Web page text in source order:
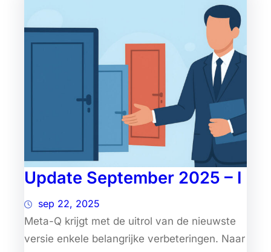
Update September 2025 – I
sep 22, 2025
Meta-Q krijgt met de uitrol van de nieuwste
versie enkele belangrijke verbeteringen. Naar